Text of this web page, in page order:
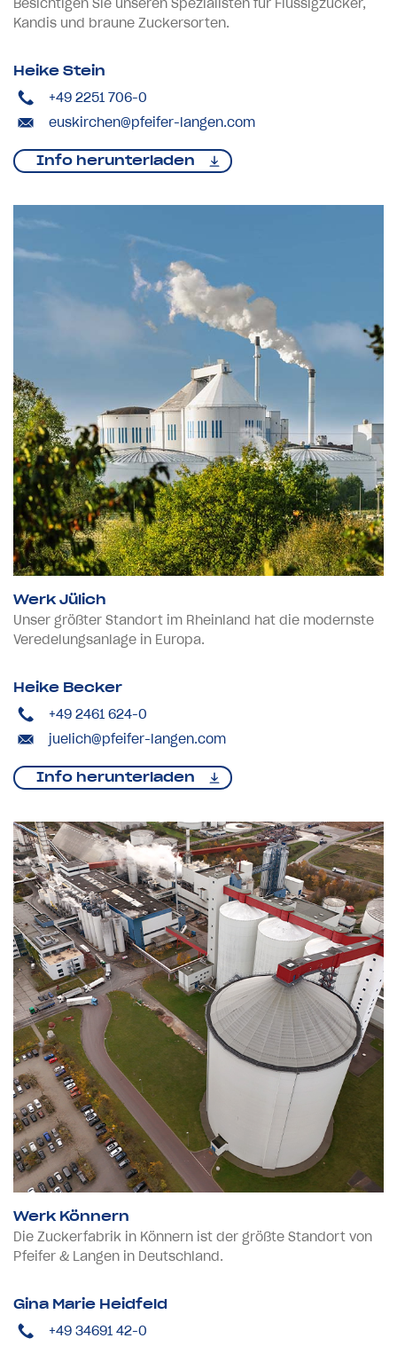
Besichtigen Sie unseren Spezialisten für Flüssigzucker,
Kandis und braune Zuckersorten.
Heike Stein
+49 2251 706-0
euskirchen@pfeifer-langen.com
Info herunterladen
Werk Jülich
Unser größter Standort im Rheinland hat die modernste
Veredelungsanlage in Europa.
Heike Becker
+49 2461 624-0
juelich@pfeifer-langen.com
Info herunterladen
Werk Könnern
Die Zuckerfabrik in Könnern ist der größte Standort von
Pfeifer & Langen in Deutschland.
Gina Marie Heidfeld
+49 34691 42-0